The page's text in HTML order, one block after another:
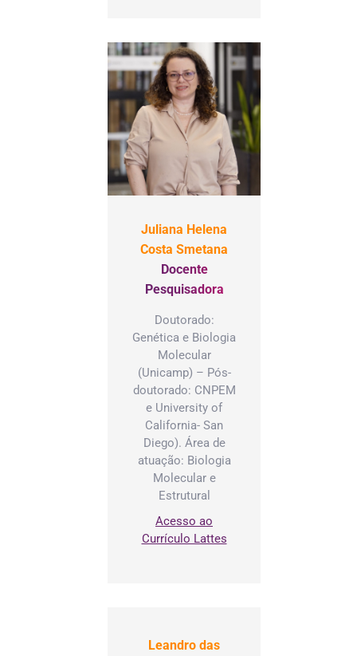
Juliana Helena
Costa Smetana
Docente
Pesquisadora
Doutorado:
Genética e Biologia
Molecular
(Unicamp) – Pós-
doutorado: CNPEM
e University of
California- San
Diego). Área de
atuação: Biologia
Molecular e
Estrutural
Acesso ao
Currículo Lattes
Leandro das